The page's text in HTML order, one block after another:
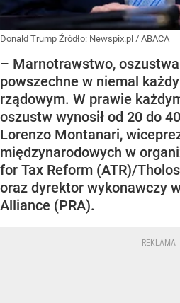
Donald Trump Źródło: Newspix.pl / ABACA
– Marnotrawstwo,
powszechne w niemal
rządowym. W prawie
oszustw wynosił od 20 do
Lorenzo Montanari,
międzynarodowych w
for Tax Reform (ATR)/
oraz dyrektor wykonawczy
Alliance (PRA).